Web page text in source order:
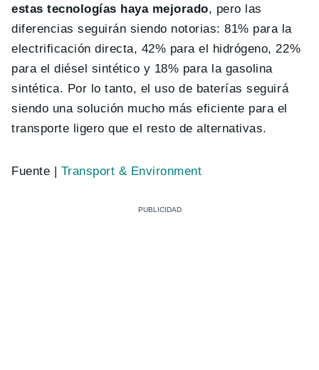
estas tecnologías haya mejorado, pero las
diferencias seguirán siendo notorias: 81% para la
electrificación directa, 42% para el hidrógeno, 22%
para el diésel sintético y 18% para la gasolina
sintética. Por lo tanto, el uso de baterías seguirá
siendo una solución mucho más eficiente para el
transporte ligero que el resto de alternativas.
Fuente | Transport & Environment